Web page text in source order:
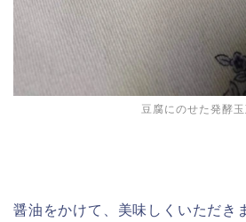
豆腐にのせた発酵
醤油をかけて、美味しくいただき